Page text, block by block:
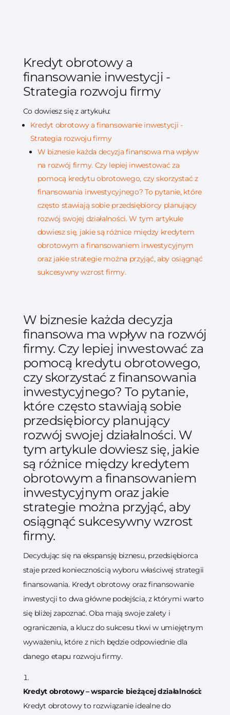
Kredyt obrotowy a
finansowanie inwestycji -
Strategia rozwoju firmy
Co dowiesz się z artykułu:
Kredyt obrotowy a finansowanie inwestycji -
Strategia rozwoju firmy
W biznesie każda decyzja finansowa ma wpływ
na rozwój firmy. Czy lepiej inwestować za
pomocą kredytu obrotowego, czy skorzystać z
finansowania inwestycyjnego? To pytanie, które
często stawiają sobie przedsiębiorcy planujący
rozwój swojej działalności. W tym artykule
dowiesz się, jakie są różnice między kredytem
obrotowym a finansowaniem inwestycyjnym
oraz jakie strategie można przyjąć, aby osiągnąć
sukcesywny wzrost firmy.
W biznesie każda decyzja
finansowa ma wpływ na rozwój
firmy. Czy lepiej inwestować za
pomocą kredytu obrotowego,
czy skorzystać z finansowania
inwestycyjnego? To pytanie,
które często stawiają sobie
przedsiębiorcy planujący
rozwój swojej działalności. W
tym artykule dowiesz się, jakie
są różnice między kredytem
obrotowym a finansowaniem
inwestycyjnym oraz jakie
strategie można przyjąć, aby
osiągnąć sukcesywny wzrost
firmy.
Decydując się na ekspansję biznesu, przedsiębiorca
staje przed koniecznością wyboru właściwej strategii
finansowania. Kredyt obrotowy oraz finansowanie
inwestycji to dwa główne podejścia, z którymi warto
się bliżej zapoznać. Oba mają swoje zalety i
ograniczenia, a klucz do sukcesu tkwi w umiejętnym
wyważeniu, które z nich będzie odpowiednie dla
danego etapu rozwoju firmy.
Kredyt obrotowy – wsparcie bieżącej działalności:
Kredyt obrotowy to rozwiązanie idealne do